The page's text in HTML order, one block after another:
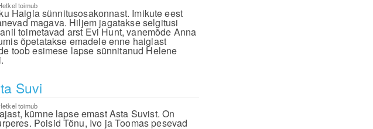
toimub
Haigla sünnitusosakonnast. Imikute eest
magava. Hiljem jagatakse selgitusi
toimetavad arst Evi Hunt, vanemõde Anna
õpetatakse emadele enne haiglast
toob esimese lapse sünnitanud Helene
Suvi
toimub
kümne lapse emast Asta Suvist. On
Poisid Tõnu, Ivo ja Toomas pesevad